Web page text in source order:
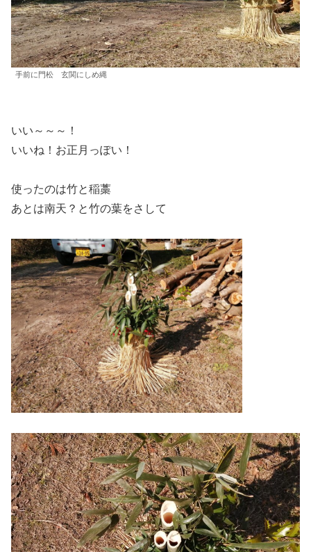
手前に門松 玄関にしめ縄
いい～～～！
いいね！お正月っぽい！
使ったのは竹と稲藁
あとは南天？と竹の葉をさして